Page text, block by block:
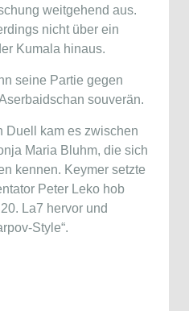
weitgehend aus.
nicht über ein
Kumala hinaus.
seine Partie gegen
souverän.
Duell kam es zwischen
Maria Bluhm, die sich
kennen. Keymer setzte
Peter Leko hob
La7 hervor und
Style“.